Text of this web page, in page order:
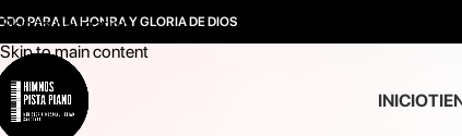
Skip to navigation
Skip to main content
PARA LA HONRA Y GLORIA DE DIOS
INICIO